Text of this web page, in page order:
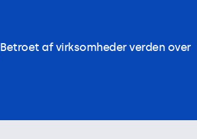
Betroet af virksomheder verden over